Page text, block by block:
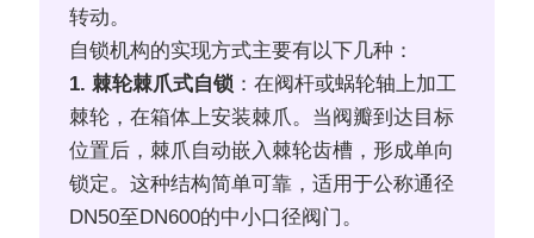
转动。
自锁机构的实现方式主要有以下几种：
1. 棘轮棘爪式自锁 ：在阀杆或蜗轮轴上加工
棘轮，在箱体上安装棘爪。当阀瓣到达目标
位置后，棘爪自动嵌入棘轮齿槽，形成单向
锁定。这种结构简单可靠，适用于公称通径
DN50至DN600的中小口径阀门。